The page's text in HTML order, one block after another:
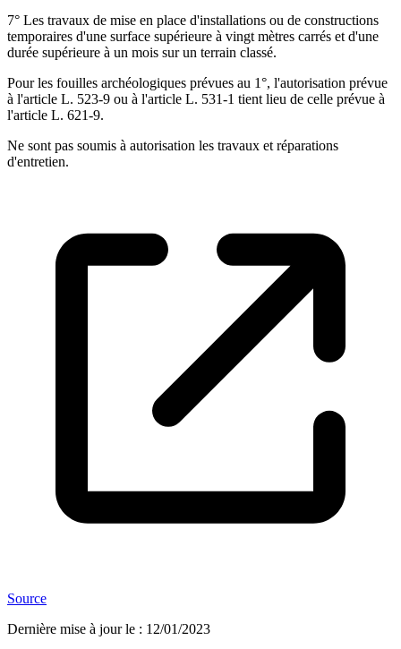
7° Les travaux de mise en place d'installations ou de constructions
temporaires d'une surface supérieure à vingt mètres carrés et d'une
durée supérieure à un mois sur un terrain classé.
Pour les fouilles archéologiques prévues au 1°, l'autorisation prévue
à l'article L. 523-9 ou à l'article L. 531-1 tient lieu de celle prévue à
l'article L. 621-9.
Ne sont pas soumis à autorisation les travaux et réparations
d'entretien.
Source
Dernière mise à jour le : 12/01/2023